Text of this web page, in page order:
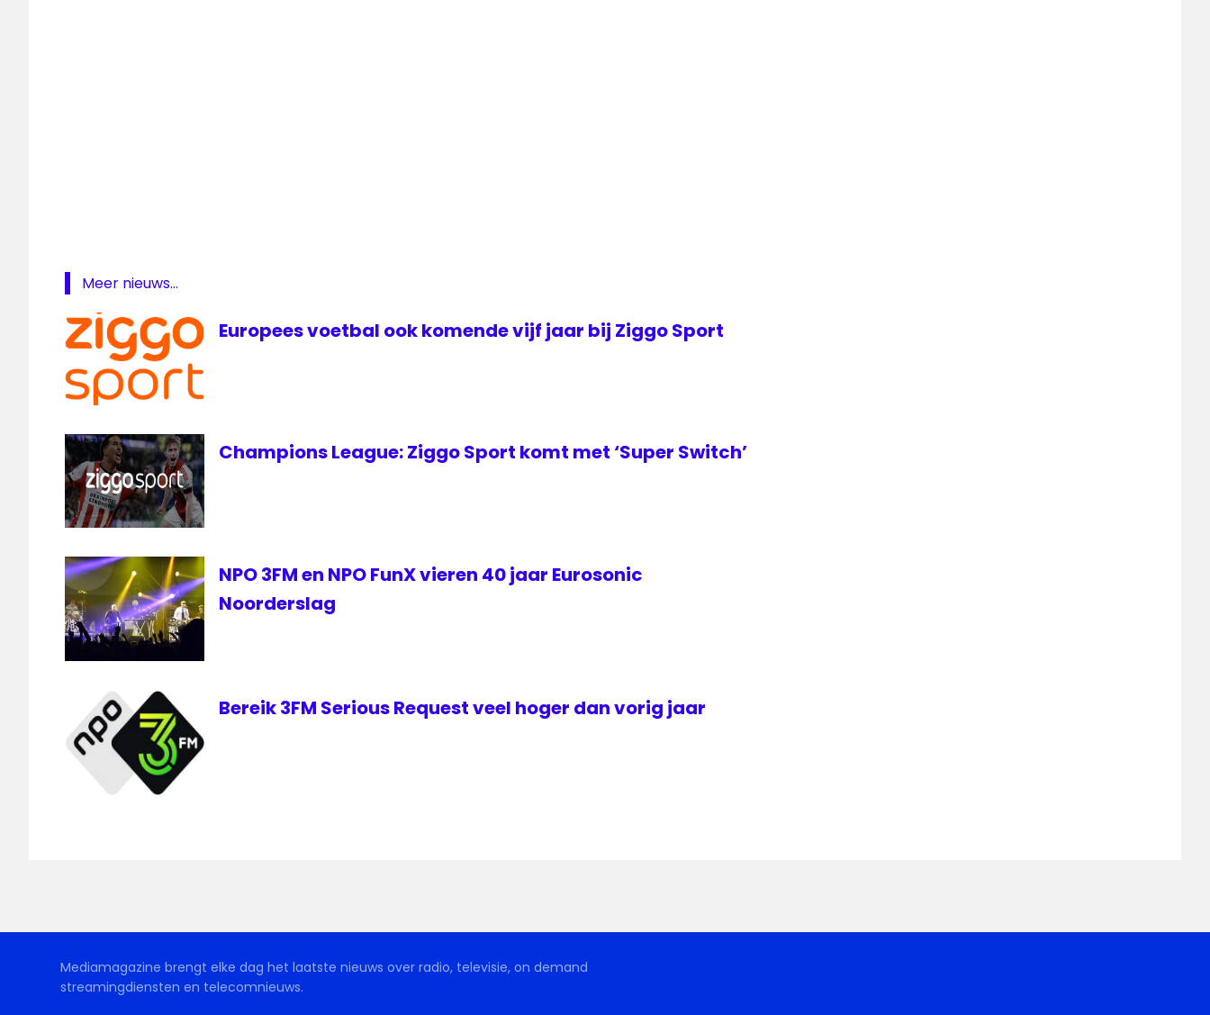
Meer nieuws...
Europees voetbal ook komende vijf jaar bij Ziggo Sport
Champions League: Ziggo Sport komt met ‘Super Switch’
NPO 3FM en NPO FunX vieren 40 jaar Eurosonic
Noorderslag
Bereik 3FM Serious Request veel hoger dan vorig jaar
Mediamagazine brengt elke dag het laatste nieuws over radio, televisie, on demand
streamingdiensten en telecomnieuws.